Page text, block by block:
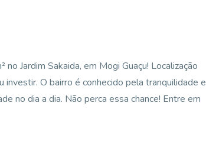
Jardim Sakaida, em Mogi Guaçu! Localização
investir. O bairro é conhecido pela tranquilidade e
no dia a dia. Não perca essa chance! Entre em